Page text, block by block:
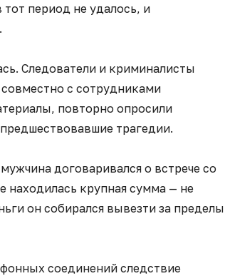
период не удалось, и
Следователи и криминалисты
с сотрудниками
повторно опросили
трагедии.
договаривался о встрече со
находилась крупная сумма — не
он собирался вывезти за пределы
соединений следствие